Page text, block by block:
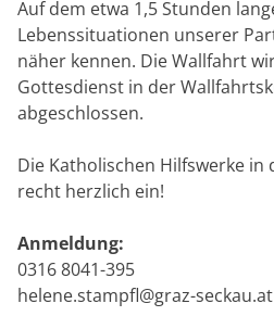
Auf dem etwa 1,5 Stunden
Lebenssituationen unserer
näher kennen. Die Wallfahrt
Gottesdienst in der
abgeschlossen.
Die Katholischen Hilfswerke in
recht herzlich ein!
Anmeldung:
0316 8041-395
helene.stampfl@graz-seckau.at